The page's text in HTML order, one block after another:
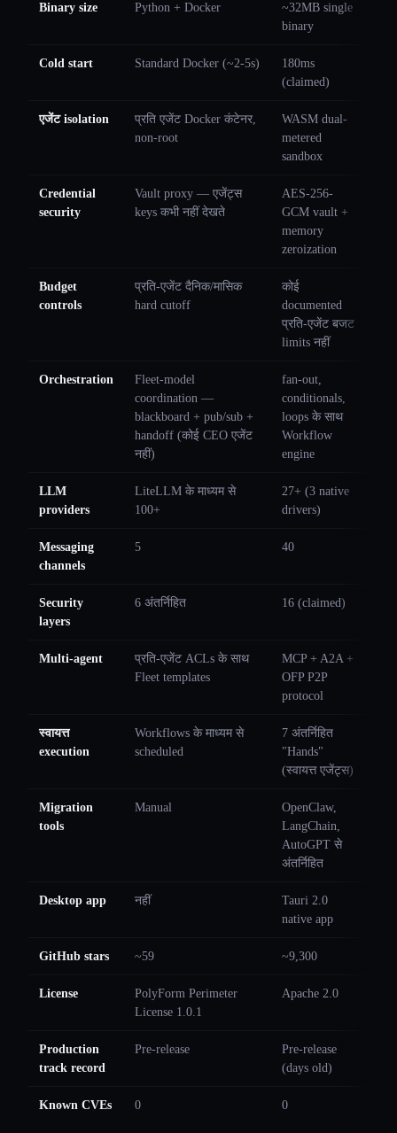
Binary size Python + Docker
~32MB single
binary
Cold start Standard Docker (~2-5s)
180ms
(claimed)
एजेंट isolation
प्रति एजेंट Docker कंटेनर,
non-root
WASM dual-
metered
sandbox
Credential
security
Vault proxy — एजेंट्स
keys कभी नहीं देखते
AES-256-
GCM vault +
memory
zeroization
Budget
controls
प्रति-एजेंट दैनिक/मासिक
hard cutoff
कोई
documented
प्रति-एजेंट बजट
limits नहीं
Orchestration
Fleet-model
coordination —
blackboard + pub/sub +
handoff (कोई CEO एजेंट
नहीं)
fan-out,
conditionals,
loops के साथ
Workflow
engine
LLM
providers
LiteLLM के माध्यम से
100+
27+ (3 native
drivers)
Messaging
channels
5 40
Security
layers
6 अंतर्निहित 16 (claimed)
Multi-agent
प्रति-एजेंट ACLs के साथ
Fleet templates
MCP + A2A +
OFP P2P
protocol
स्वायत्त
execution
Workflows के माध्यम से
scheduled
7 अंतर्निहित
"Hands"
(स्वायत्त एजेंट्स)
Migration
tools
Manual
OpenClaw,
LangChain,
AutoGPT से
अंतर्निहित
Desktop app नहीं
Tauri 2.0
native app
GitHub stars ~59 ~9,300
License
PolyForm Perimeter
License 1.0.1
Apache 2.0
Production
track record
Pre-release
Pre-release
(days old)
Known CVEs 0 0